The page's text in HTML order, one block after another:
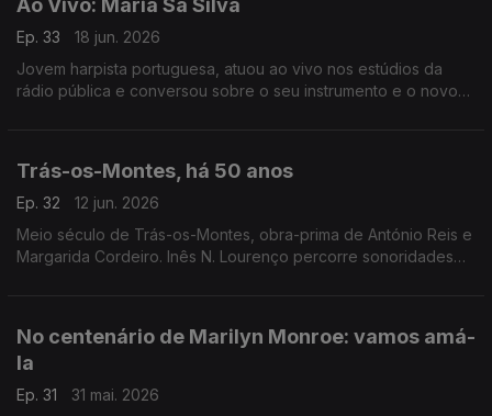
Ao Vivo: Maria Sá Silva
Ep. 33
18 jun. 2026
Jovem harpista portuguesa, atuou ao vivo nos estúdios da
rádio pública e conversou sobre o seu instrumento e o novo
Trás-os-Montes, há 50 anos
Ep. 32
12 jun. 2026
Meio século de Trás-os-Montes, obra-prima de António Reis e
Margarida Cordeiro. Inês N. Lourenço percorre sonoridades
No centenário de Marilyn Monroe: vamos amá-
la
Ep. 31
31 mai. 2026